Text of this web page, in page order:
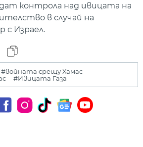
контрола над ивицата на
в случай на
с Израел.
#войната срещу Хамас
#Ивицата Газа